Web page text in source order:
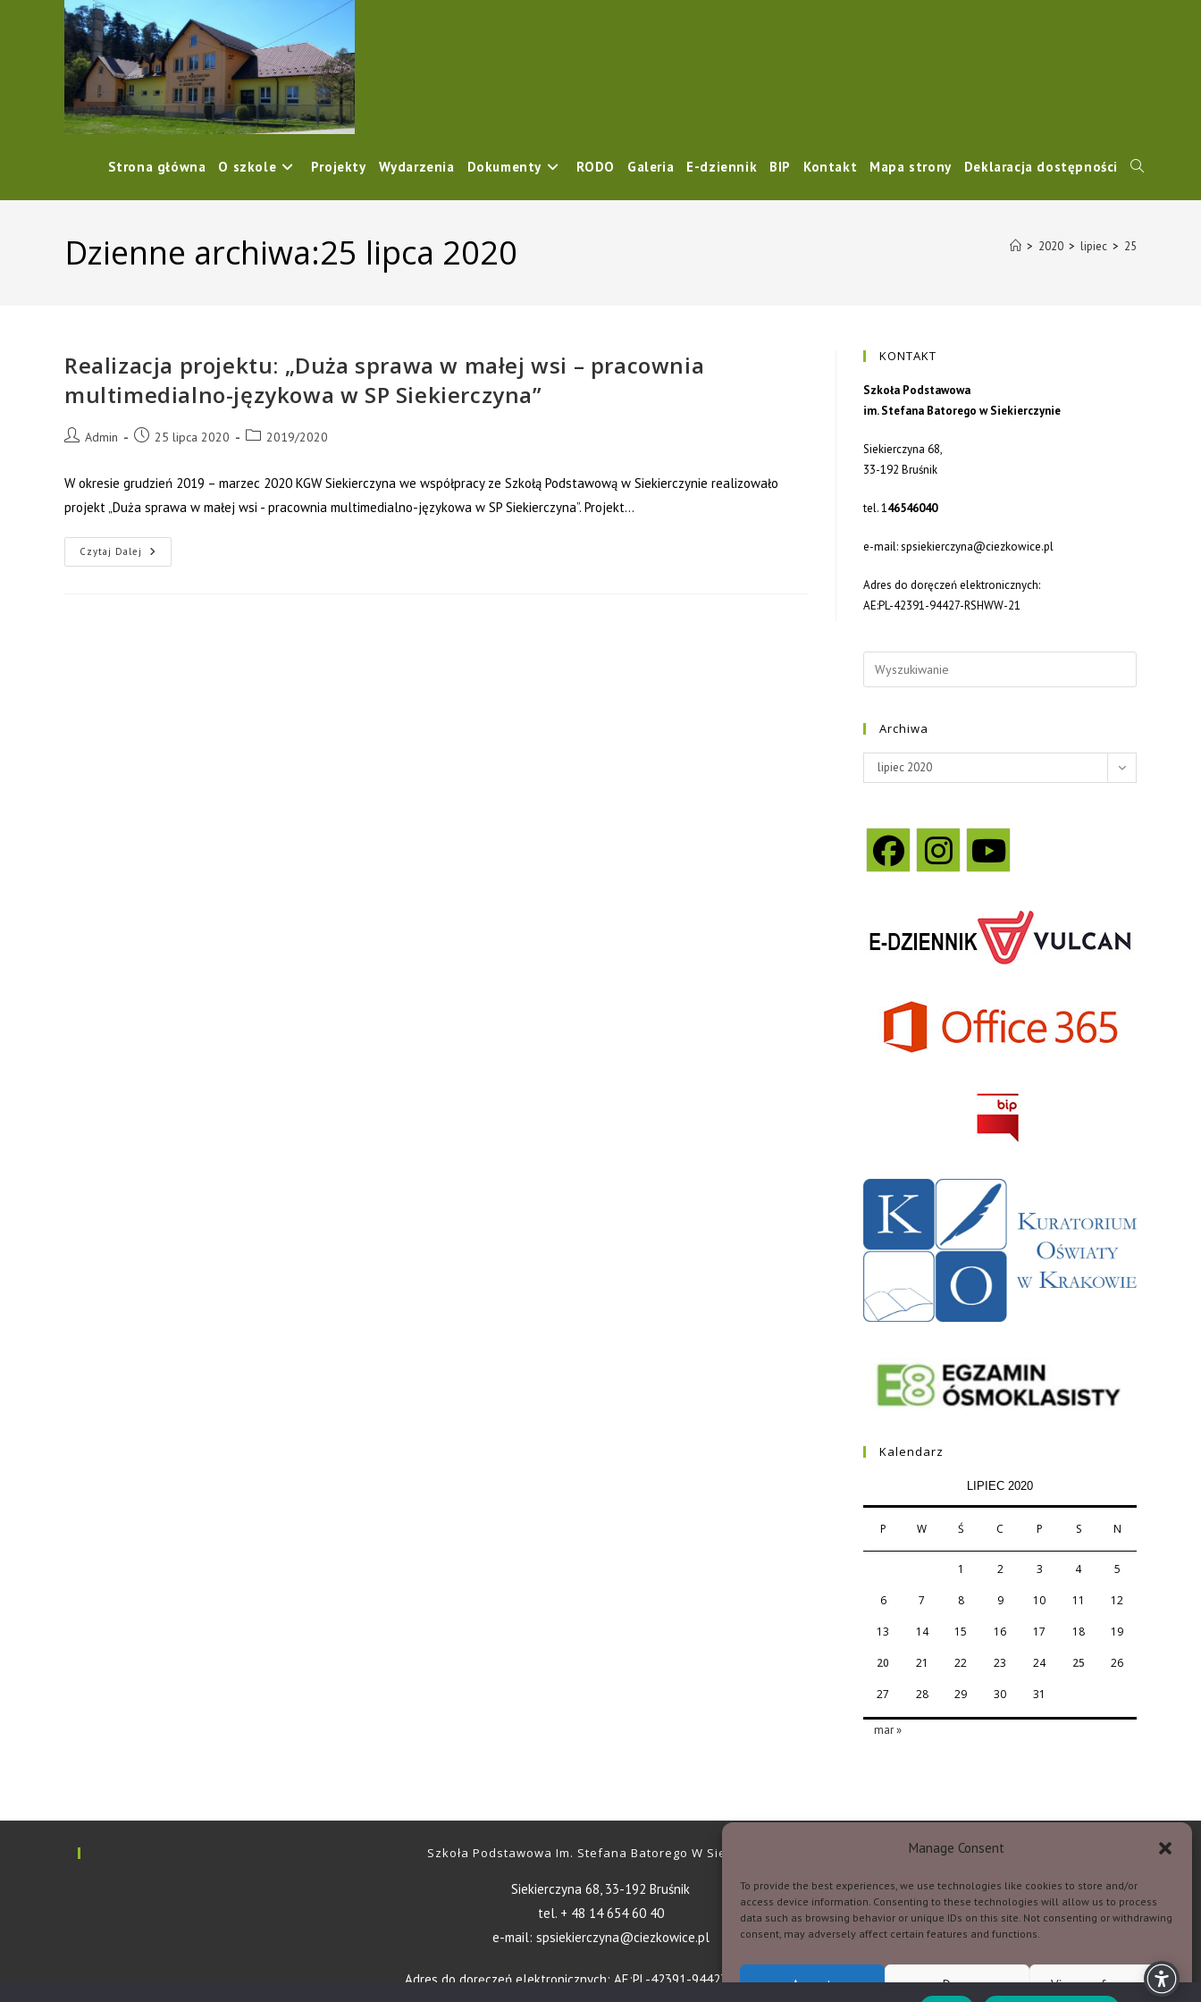
Manage Consent
To provide the best experiences, we use technologies like cookies to store and/or
access device information. Consenting to these technologies will allow us to process
data such as browsing behavior or unique IDs on this site. Not consenting or withdrawing
consent, may adversely affect certain features and functions.
Accept Deny View preferences
Strona główna O szkole Projekty Wydarzenia Dokumenty RODO Galeria E-dziennik BIP Kontakt Mapa strony Deklaracja dostępności Toggle
Dzienne archiwa:25 lipca 2020 > 2020 > lipiec > 25
Realizacja projektu: „Duża sprawa w małej wsi – pracownia
multimedialno-językowa w SP Siekierczyna”
Post Admin
Post 25 lipca 2020
Post 2019/2020
W okresie grudzień 2019 – marzec 2020 KGW Siekierczyna we współpracy ze Szkołą Podstawową w Siekierczynie realizowało
projekt „Duża sprawa w małej wsi - pracownia multimedialno-językowa w SP Siekierczyna”. Projekt…
Czytaj Dalej Realizacja
Projektu:
KONTAKT
Szkoła Podstawowa
im. Stefana Batorego w Siekierczynie
Siekierczyna 68,
33-192 Bruśnik
tel. 146546040
e-mail: spsiekierczyna@ciezkowice.pl
Adres do doręczeń elektronicznych:
AE:PL-42391-94427-RSHWW-21
Archiwa
Archiwa
lipiec 2020
Kalendarz
LIPIEC 2020
P W Ś C P S N
1 2 3 4 5
6 7 8 9 10 11 12
13 14 15 16 17 18 19
20 21 22 23 24 25 26
27 28 29 30 31
mar »
Szkoła Podstawowa Im. Stefana Batorego W Siekierczynie
Siekierczyna 68, 33-192 Bruśnik
tel. + 48 14 654 60 40
e-mail: spsiekierczyna@ciezkowice.pl
Adres do doręczeń elektronicznych: AE:PL-42391-94427-RSHWW-21